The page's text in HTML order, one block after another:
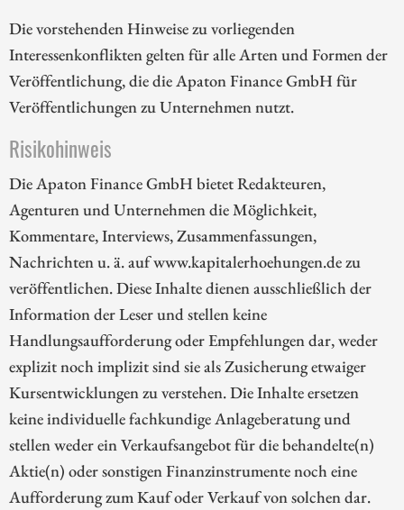
Die vorstehenden Hinweise zu vorliegenden
Interessenkonflikten gelten für alle Arten und Formen der
Veröffentlichung, die die Apaton Finance GmbH für
Veröffentlichungen zu Unternehmen nutzt.
Risikohinweis
Die Apaton Finance GmbH bietet Redakteuren,
Agenturen und Unternehmen die Möglichkeit,
Kommentare, Interviews, Zusammenfassungen,
Nachrichten u. ä. auf www.kapitalerhoehungen.de zu
veröffentlichen. Diese Inhalte dienen ausschließlich der
Information der Leser und stellen keine
Handlungsaufforderung oder Empfehlungen dar, weder
explizit noch implizit sind sie als Zusicherung etwaiger
Kursentwicklungen zu verstehen. Die Inhalte ersetzen
keine individuelle fachkundige Anlageberatung und
stellen weder ein Verkaufsangebot für die behandelte(n)
Aktie(n) oder sonstigen Finanzinstrumente noch eine
Aufforderung zum Kauf oder Verkauf von solchen dar.